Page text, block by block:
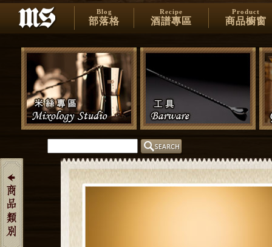
Blog
部落格
Recipe
酒譜專區
Product
商品櫥窗